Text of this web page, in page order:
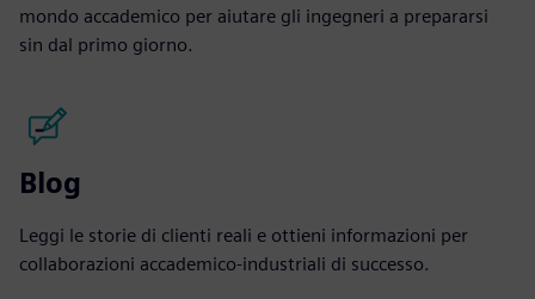
mondo accademico per aiutare gli ingegneri a prepararsi
sin dal primo giorno.
Blog
Leggi le storie di clienti reali e ottieni informazioni per
collaborazioni accademico-industriali di successo.